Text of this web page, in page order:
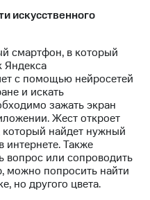
искусственного
смартфон, в который
Яндекса
с помощью нейросетей
и искать
зажать экран
Жест откроет
найдет нужный
интернете. Также
или сопроводить
можно попросить найти
но другого цвета.